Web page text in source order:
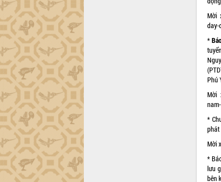
Mời
day-
*
Phú
Mời
*
phát
Mời
*
lưu
bên